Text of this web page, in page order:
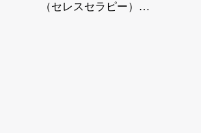
（セレスセラピー）…